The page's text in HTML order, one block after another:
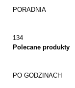
PORADNIA
134
Polecane produkty
PO GODZINACH